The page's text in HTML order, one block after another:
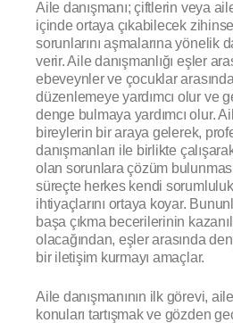
Aile danışmanı; çiftlerin veya
içinde ortaya çıkabilecek
sorunlarını aşmalarına yönelik
verir. Aile danışmanlığı eşler
ebeveynler ve çocuklar
düzenlemeye yardımcı olur ve
denge bulmaya yardımcı olur.
bireylerin bir araya gelerek,
danışmanları ile birlikte
olan sorunlara çözüm
süreçte herkes kendi
ihtiyaçlarını ortaya koyar.
başa çıkma becerilerinin
olacağından, eşler arasında
bir iletişim kurmayı amaçlar.
Aile danışmanının ilk görevi,
konuları tartışmak ve gözden